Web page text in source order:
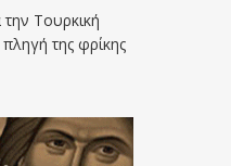
Τουρκική
της φρίκης